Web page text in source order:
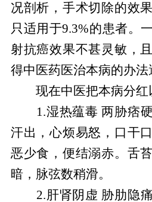
况剖析，手术切除的效
只适用于9.3%的患者。
射抗癌效果不甚灵敏，
得中医药医治本病的办法
现在中医把本病分红
1.湿热蕴毒 两胁痞硬
汗出，心烦易怒，口干
恶少食，便结溺赤。舌
暗，脉弦数稍滑。
2.肝肾阴虚 胁肋隐痛